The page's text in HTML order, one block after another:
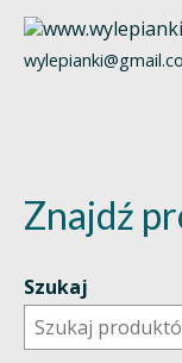
Znajdź
Szukaj